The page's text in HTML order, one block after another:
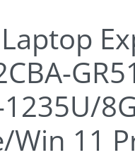
1235U/
Win 11